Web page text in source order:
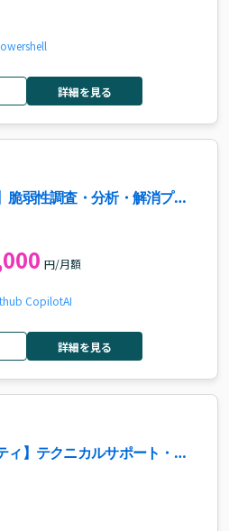
詳細を見る
脆弱性調査・分析・解消プロ
円/月額
CopilotAI
詳細を見る
ィ】テクニカルサポート・ロ